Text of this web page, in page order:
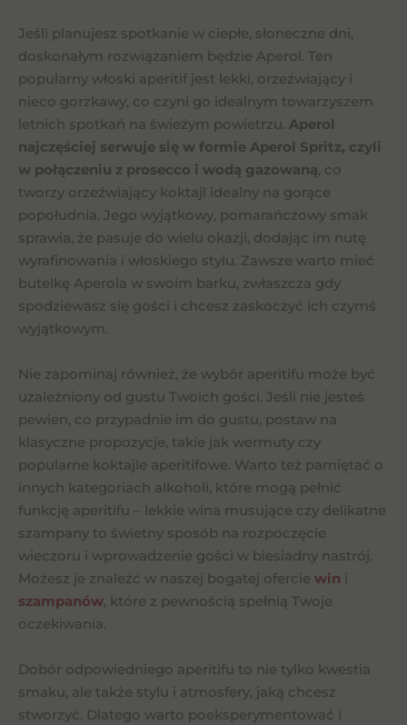
Jeśli planujesz spotkanie w ciepłe, słoneczne dni,
doskonałym rozwiązaniem będzie Aperol. Ten
popularny włoski aperitif jest lekki, orzeźwiający i
nieco gorzkawy, co czyni go idealnym towarzyszem
letnich spotkań na świeżym powietrzu. Aperol
najczęściej serwuje się w formie Aperol Spritz, czyli
w połączeniu z prosecco i wodą gazowaną, co
tworzy orzeźwiający koktajl idealny na gorące
popołudnia. Jego wyjątkowy, pomarańczowy smak
sprawia, że pasuje do wielu okazji, dodając im nutę
wyrafinowania i włoskiego stylu. Zawsze warto mieć
butelkę Aperola w swoim barku, zwłaszcza gdy
spodziewasz się gości i chcesz zaskoczyć ich czymś
wyjątkowym.
Nie zapominaj również, że wybór aperitifu może być
uzależniony od gustu Twoich gości. Jeśli nie jesteś
pewien, co przypadnie im do gustu, postaw na
klasyczne propozycje, takie jak wermuty czy
popularne koktajle aperitifowe. Warto też pamiętać o
innych kategoriach alkoholi, które mogą pełnić
funkcję aperitifu – lekkie wina musujące czy delikatne
szampany to świetny sposób na rozpoczęcie
wieczoru i wprowadzenie gości w biesiadny nastrój.
Możesz je znaleźć w naszej bogatej ofercie win i
szampanów, które z pewnością spełnią Twoje
oczekiwania.
Dobór odpowiedniego aperitifu to nie tylko kwestia
smaku, ale także stylu i atmosfery, jaką chcesz
stworzyć. Dlatego warto poeksperymentować i